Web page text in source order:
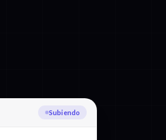
Transcribiendo Polaco